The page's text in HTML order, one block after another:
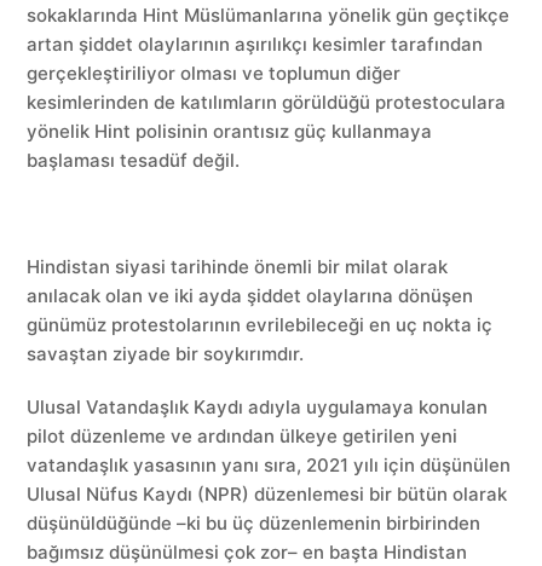
sokaklarında Hint Müslümanlarına yönelik gün geçtikçe
artan şiddet olaylarının aşırılıkçı kesimler tarafından
gerçekleştiriliyor olması ve toplumun diğer
kesimlerinden de katılımların görüldüğü protestoculara
yönelik Hint polisinin orantısız güç kullanmaya
başlaması tesadüf değil.
Hindistan siyasi tarihinde önemli bir milat olarak
anılacak olan ve iki ayda şiddet olaylarına dönüşen
günümüz protestolarının evrilebileceği en uç nokta iç
savaştan ziyade bir soykırımdır.
Ulusal Vatandaşlık Kaydı adıyla uygulamaya konulan
pilot düzenleme ve ardından ülkeye getirilen yeni
vatandaşlık yasasının yanı sıra, 2021 yılı için düşünülen
Ulusal Nüfus Kaydı (NPR) düzenlemesi bir bütün olarak
düşünüldüğünde –ki bu üç düzenlemenin birbirinden
bağımsız düşünülmesi çok zor– en başta Hindistan